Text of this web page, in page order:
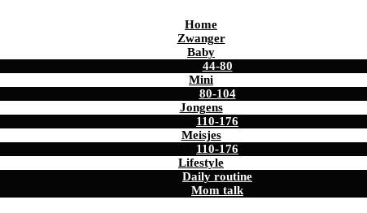
Home
Zwanger
Baby
44-80
Mini
80-104
Jongens
110-176
Meisjes
110-176
Lifestyle
Daily routine
Mom talk